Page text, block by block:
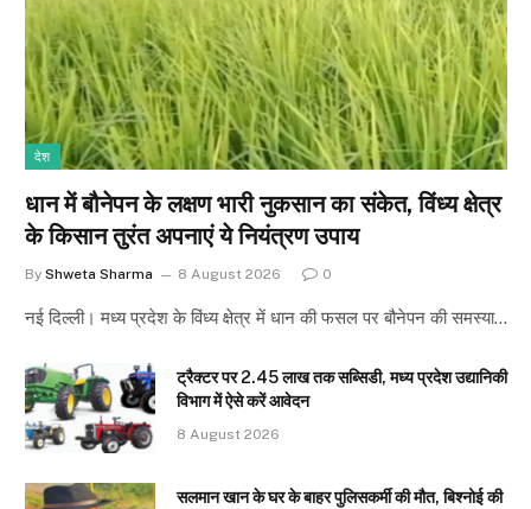
देश
धान में बौनेपन के लक्षण भारी नुकसान का संकेत, विंध्य क्षेत्र
के किसान तुरंत अपनाएं ये नियंत्रण उपाय
By Shweta Sharma 8 August 2026 0
नई दिल्ली। मध्य प्रदेश के विंध्य क्षेत्र में धान की फसल पर बौनेपन की समस्या…
ट्रैक्टर पर 2.45 लाख तक सब्सिडी, मध्य प्रदेश उद्यानिकी
विभाग में ऐसे करें आवेदन
8 August 2026
सलमान खान के घर के बाहर पुलिसकर्मी की मौत, बिश्नोई की